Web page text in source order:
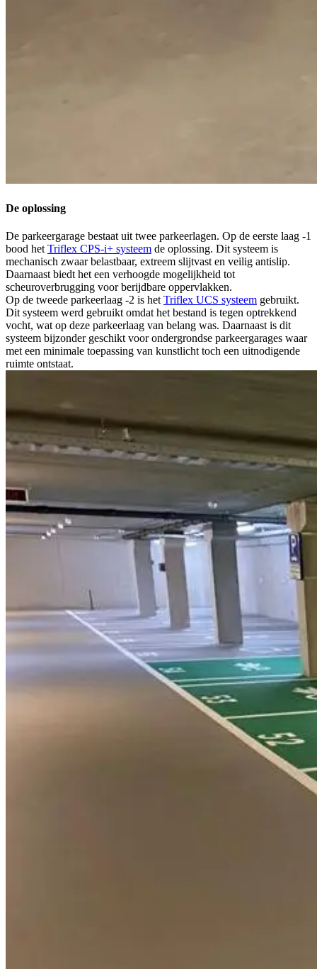
De oplossing
De parkeergarage bestaat uit twee parkeerlagen. Op de eerste laag -1
bood het Triflex CPS-i+ systeem de oplossing. Dit systeem is
mechanisch zwaar belastbaar, extreem slijtvast en veilig antislip.
Daarnaast biedt het een verhoogde mogelijkheid tot
scheuroverbrugging voor berijdbare oppervlakken.
Op de tweede parkeerlaag -2 is het Triflex UCS systeem gebruikt.
Dit systeem werd gebruikt omdat het bestand is tegen optrekkend
vocht, wat op deze parkeerlaag van belang was. Daarnaast is dit
systeem bijzonder geschikt voor ondergrondse parkeergarages waar
met een minimale toepassing van kunstlicht toch een uitnodigende
ruimte ontstaat.